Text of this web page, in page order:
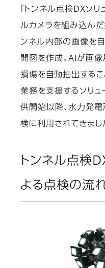
「トンネル点検DXソリ
ルカメラを組み込ん
ンネル内部の画像を
開図を作成。AIが画
損傷を自動抽出するこ
業務を支援するソリュ
供開始以降、水力発
検に利用されてきまし
トンネル点検
よる点検の流